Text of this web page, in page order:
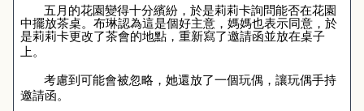
五月的花園變得十分繽紛，於是莉莉卡詢問能否在花園
中擺放茶桌。布琳認為這是個好主意，媽媽也表示同意，於
是莉莉卡更改了茶會的地點，重新寫了邀請函並放在桌子
上。
考慮到可能會被忽略，她還放了一個玩偶，讓玩偶手持
邀請函。